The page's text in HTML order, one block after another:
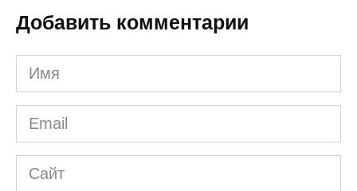
Добавить комментарии
Имя
*
Email
*
Сайт